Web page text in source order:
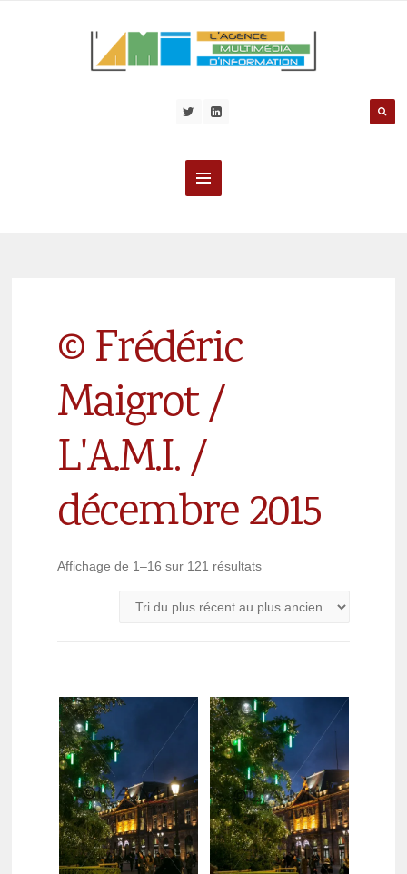
© Frédéric
Maigrot /
L'A.M.I. /
décembre 2015
Affichage de 1–16 sur 121 résultats